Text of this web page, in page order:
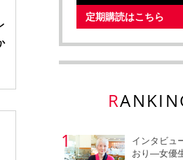
定期購読はこちら
インタビュ
おり―女優